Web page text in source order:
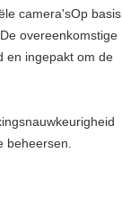
camera'sOp basis
overeenkomstige
en ingepakt om de